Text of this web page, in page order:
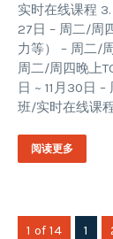
实时在线课程
27日 – 周二/周
力等） – 周二/
周二/周四晚上
日 ~ 11月30日
班/实时在线课
阅读更多
1 of 14 1